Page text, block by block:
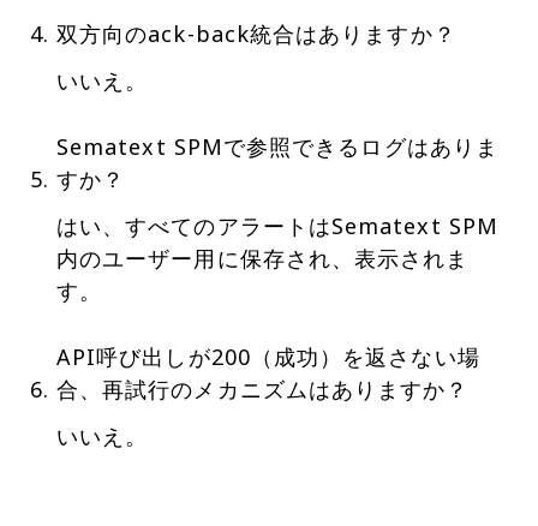
双方向のack-back統合はありますか？
いいえ。
Sematext SPMで参照できるログはありま
すか？
はい、すべてのアラートはSematext SPM
内のユーザー用に保存され、表示されま
す。
API呼び出しが200（成功）を返さない場
合、再試行のメカニズムはありますか？
いいえ。